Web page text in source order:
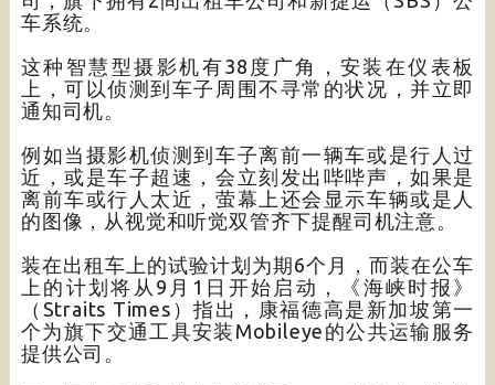
车系统。
这种智慧型摄影机有38度广角，安装在仪表板
上，可以侦测到车子周围不寻常的状况，并立即
通知司机。
例如当摄影机侦测到车子离前一辆车或是行人过
近，或是车子超速，会立刻发出哔哔声，如果是
离前车或行人太近，萤幕上还会显示车辆或是人
的图像，从视觉和听觉双管齐下提醒司机注意。
装在出租车上的试验计划为期6个月，而装在公车
上的计划将从9月1日开始启动，《海峡时报》
（Straits Times）指出，康福德高是新加坡第一
个为旗下交通工具安装Mobileye的公共运输服务
提供公司。